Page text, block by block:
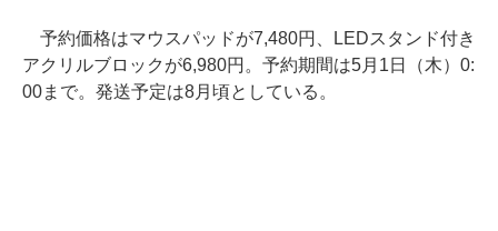
予約価格はマウスパッドが7,480円、LEDスタンド付き
アクリルブロックが6,980円。予約期間は5月1日（木）0:
00まで。発送予定は8月頃としている。